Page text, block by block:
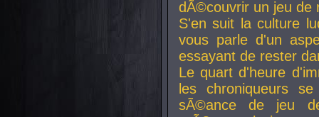
dÃ©couvrir un jeu de
S'en suit la culture
vous parle d'un
essayant de rester
Le quart d'heure
les chroniqueurs
sÃ©ance de jeu